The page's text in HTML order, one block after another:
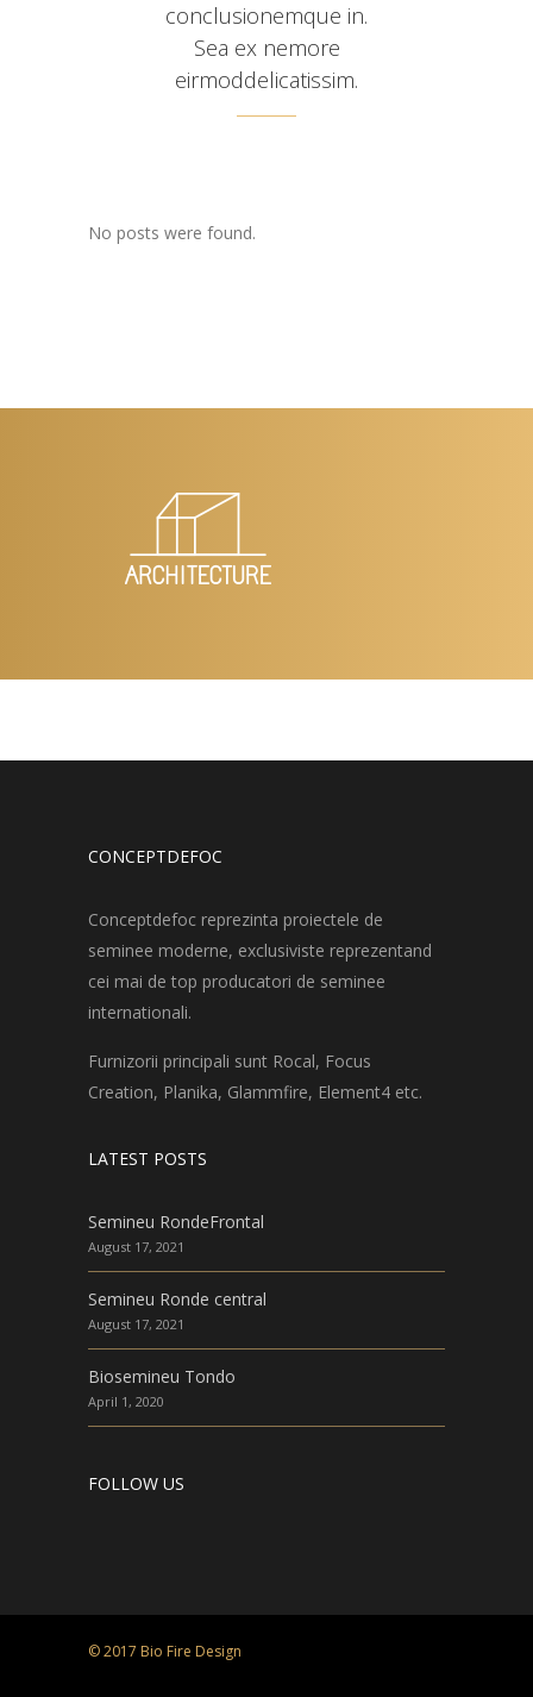
conclusionemque in.
Sea ex nemore
eirmoddelicatissim.
No posts were found.
CONCEPTDEFOC
Conceptdefoc reprezinta proiectele de
seminee moderne, exclusiviste reprezentand
cei mai de top producatori de seminee
internationali.
Furnizorii principali sunt Rocal, Focus
Creation, Planika, Glammfire, Element4 etc.
LATEST POSTS
Semineu RondeFrontal
August 17, 2021
Semineu Ronde central
August 17, 2021
Biosemineu Tondo
April 1, 2020
FOLLOW US
© 2017 Bio Fire Design